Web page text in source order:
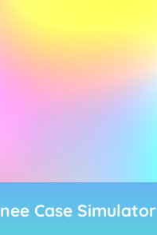
Knee Case Simulator